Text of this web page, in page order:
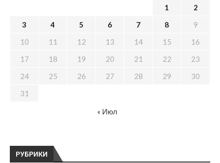
РУБРИКИ
1
2
3
4 5 6 7 8
9
10
11 12 13 14 15
16
17
18 19 20 21 22
23
24
25 26 27 28 29
30
31
« Июл